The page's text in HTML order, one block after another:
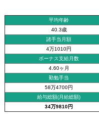
平均年齢
40.3歳
諸手当月額
4万1010円
ボーナス支給月数
4.60ヶ月
勤勉手当
58万4700円
給与総額(月給総額)
34万9810円